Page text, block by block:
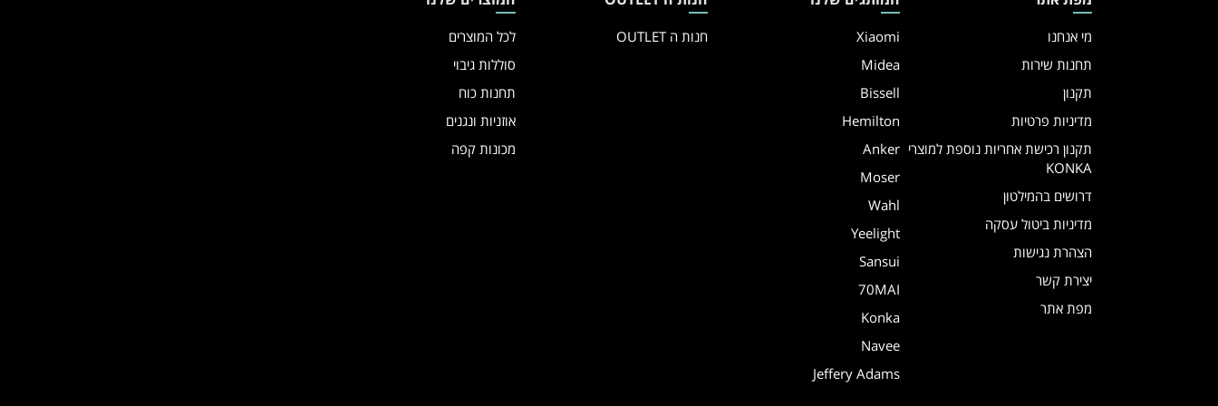
מי אנחנו
תחנות שירות
תקנון
מדיניות פרטיות
תקנון רכישת אחריות נוספת למוצרי
KONKA
דרושים בהמילטון
מדיניות ביטול עסקה
הצהרת נגישות
יצירת קשר
מפת אתר
Xiaomi
Midea
Bissell
Hemilton
Anker
Moser
Wahl
Yeelight
Sansui
70MAI
Konka
Navee
Jeffery Adams
חנות ה OUTLET
לכל המוצרים
סוללות גיבוי
תחנות כוח
אוזניות ונגנים
מכונות קפה